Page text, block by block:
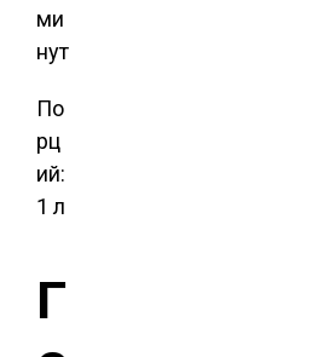
ми
нут
По
рц
ий:
1 л
Г